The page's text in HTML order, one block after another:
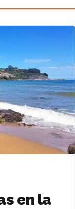
en la